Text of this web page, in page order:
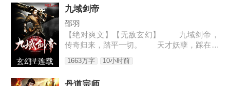
玄幻 / 连载
九域剑帝
邵羽
【绝对爽文】【无敌玄幻】 九域剑帝，
传奇归来，踏平一切。 天才妖孽，踩在脚
不犯人，人若犯我，灭他九族。 3w0-176
1663万字 10小时前